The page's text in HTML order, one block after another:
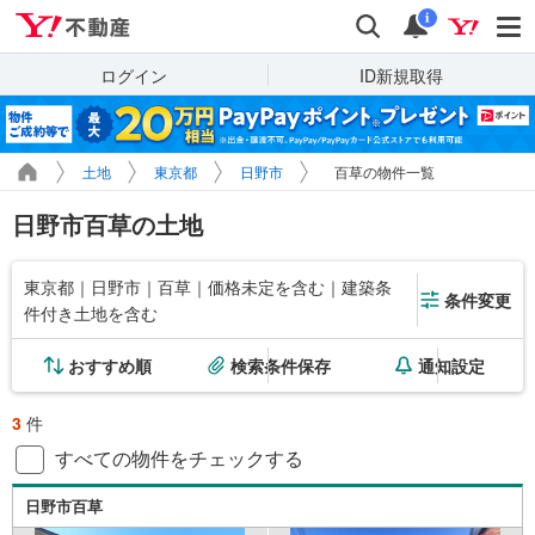
検索 通知
i
ログイン ID新規取得
土地 東京都 日野市 百草の物件一覧
日野市百草の土地
東京都｜日野市｜百草｜価格未定を含む｜建築条
件付き土地を含む
条件変更
おすすめ順 検索条件保存 通知設定
3 件
すべての物件をチェックする
日野市百草